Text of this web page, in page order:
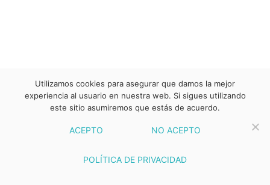
Utilizamos cookies para asegurar que damos la mejor
experiencia al usuario en nuestra web. Si sigues utilizando
este sitio asumiremos que estás de acuerdo.
ACEPTO NO ACEPTO
POLÍTICA DE PRIVACIDAD